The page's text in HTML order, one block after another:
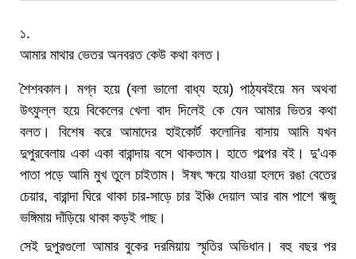
১.
আমার মাথার ভেতর অনবরত কেউ কথা বলত।
শৈশবকাল। মগ্ন হয়ে (বলা ভালো বাধ্য হয়ে) পাঠ্যবইয়ে মন অথবা
উৎফুল্ল হয়ে বিকেলের খেলা বাদ দিলেই কে যেন আমার ভিতর কথা
বলত। বিশেষ করে আমাদের হাইকোর্ট কলোনির বাসায় আমি যখন
দুপুরবেলায় একা একা বারান্দায় বসে থাকতাম। হাতে গল্পের বই। দু’এক
পাতা পড়ে আমি মুখ তুলে চাইতাম। ঈষৎ ক্ষয়ে যাওয়া হলদে রঙা বেতের
চেয়ার, বারান্দা ঘিরে থাকা চার-সাড়ে চার ইঞ্চি দেয়াল আর বাম পাশে ঋজু
ভঙ্গিমায় দাঁড়িয়ে থাকা কড়ই গাছ।
সেই দুপুরগুলো আমার বুকের দরমিয়ায় স্মৃতির অভিধান। বহু বছর পর